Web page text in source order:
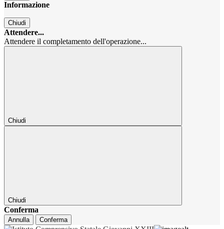
Informazione
Chiudi
Attendere...
Attendere il completamento dell'operazione...
Chiudi
Chiudi
Conferma
Annulla Conferma